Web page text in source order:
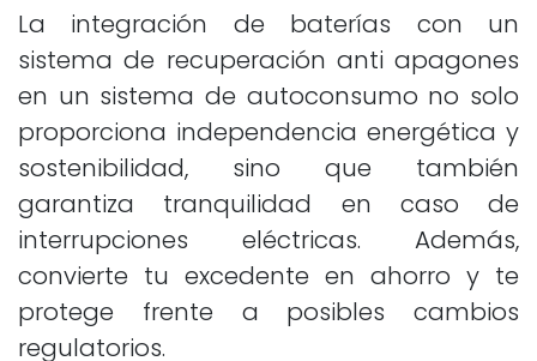
La integración de baterías con un
sistema de recuperación anti apagones
en un sistema de autoconsumo no solo
proporciona independencia energética y
sostenibilidad, sino que también
garantiza tranquilidad en caso de
interrupciones eléctricas. Además,
convierte tu excedente en ahorro y te
protege frente a posibles cambios
regulatorios.